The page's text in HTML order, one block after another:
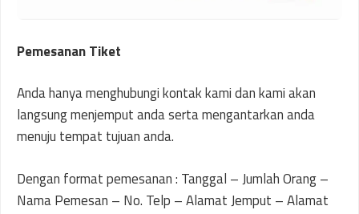
Pemesanan Tiket
Anda hanya menghubungi kontak kami dan kami akan
langsung menjemput anda serta mengantarkan anda
menuju tempat tujuan anda.
Dengan format pemesanan : Tanggal – Jumlah Orang –
Nama Pemesan – No. Telp – Alamat Jemput – Alamat